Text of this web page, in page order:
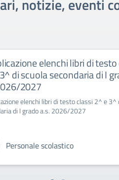
notizie, eventi
elenchi libri di testo
di scuola secondaria di I
2027
elenchi libri di testo classi 2^ e 3^
di I grado a.s. 2026/2027
Personale scolastico